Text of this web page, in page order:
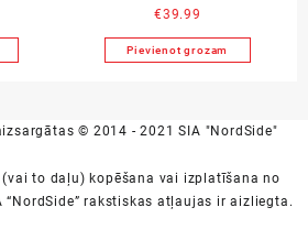
€39.99
Pievienot grozam
© 2014 - 2021 SIA "NordSide"
to daļu) kopēšana vai izplatīšana no
“NordSide” rakstiskas atļaujas ir aizliegta.